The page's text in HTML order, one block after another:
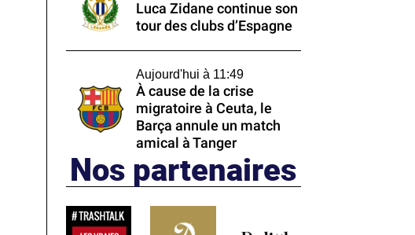
Luca Zidane continue son
tour des clubs d’Espagne
Aujourd'hui à 11:49
À cause de la crise
migratoire à Ceuta, le
Barça annule un match
amical à Tanger
Nos partenaires